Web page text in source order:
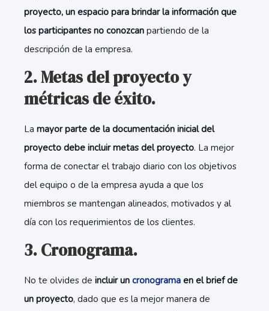
proyecto, un espacio para brindar la información que
los participantes no conozcan partiendo de la
descripción de la empresa.
2. Metas del proyecto y
métricas de éxito.
La mayor parte de la documentación inicial del
proyecto debe incluir metas del proyecto. La mejor
forma de conectar el trabajo diario con los objetivos
del equipo o de la empresa ayuda a que los
miembros se mantengan alineados, motivados y al
día con los requerimientos de los clientes.
3. Cronograma.
No te olvides de incluir un cronograma en el brief de
un proyecto, dado que es la mejor manera de